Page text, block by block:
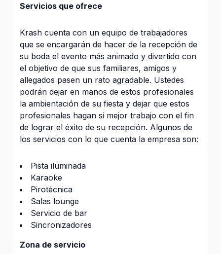
Servicios que ofrece
Krash cuenta con un equipo de trabajadores
que se encargarán de hacer de la recepción de
su boda el evento más animado y divertido con
el objetivo de que sus familiares, amigos y
allegados pasen un rato agradable. Ustedes
podrán dejar en manos de estos profesionales
la ambientación de su fiesta y dejar que estos
profesionales hagan si mejor trabajo con el fin
de lograr el éxito de su recepción. Algunos de
los servicios con lo que cuenta la empresa son:
Pista iluminada
Karaoke
Pirotécnica
Salas lounge
Servicio de bar
Sincronizadores
Zona de servicio